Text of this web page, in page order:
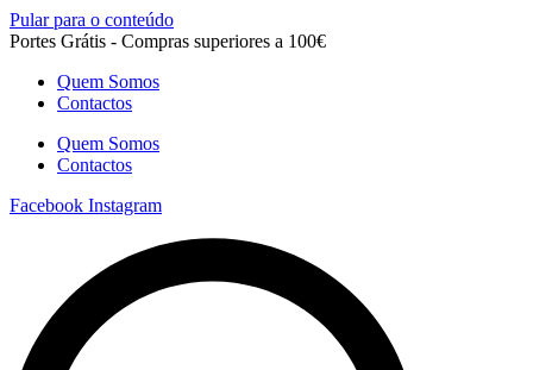
Pular para o conteúdo
Portes Grátis - Compras superiores a 100€
Quem Somos
Contactos
Quem Somos
Contactos
Facebook Instagram